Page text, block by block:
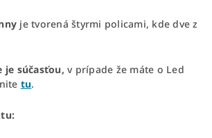
je tvorená štyrmi policami, kde dve z
je súčasťou, v prípade že máte o Led
tu.